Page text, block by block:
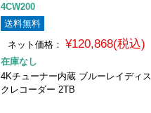
4CW200
送料無料
ネット価格：
¥120,868(税込)
在庫なし
4Kチューナー内蔵 ブルーレイディス
クレコーダー 2TB